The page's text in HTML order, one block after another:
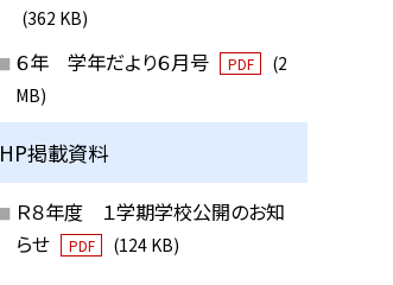
(362 KB)
６年 学年だより６月号 PDF
(2
MB)
HP掲載資料
Ｒ８年度 １学期学校公開のお知
らせ
PDF (124 KB)